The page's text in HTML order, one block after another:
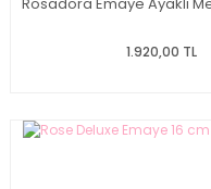
1.920,00 TL